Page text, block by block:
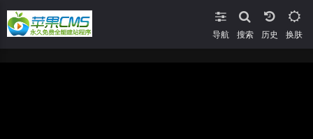
导航 搜索 换肤